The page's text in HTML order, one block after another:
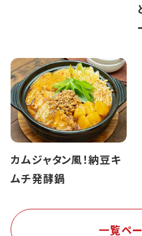
カムジャタン風！納豆キ
ムチ発酵鍋
一覧ペ